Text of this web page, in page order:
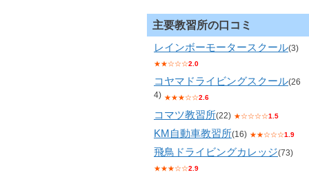
主要教習所の口コミ
レインボーモータースクール(3)
★★☆☆☆2.0
コヤマドライビングスクール(26
4) ★★★☆☆2.6
コマツ教習所(22) ★☆☆☆☆1.5
KM自動車教習所(16) ★★☆☆☆1.9
飛鳥ドライビングカレッジ(73)
★★★☆☆2.9